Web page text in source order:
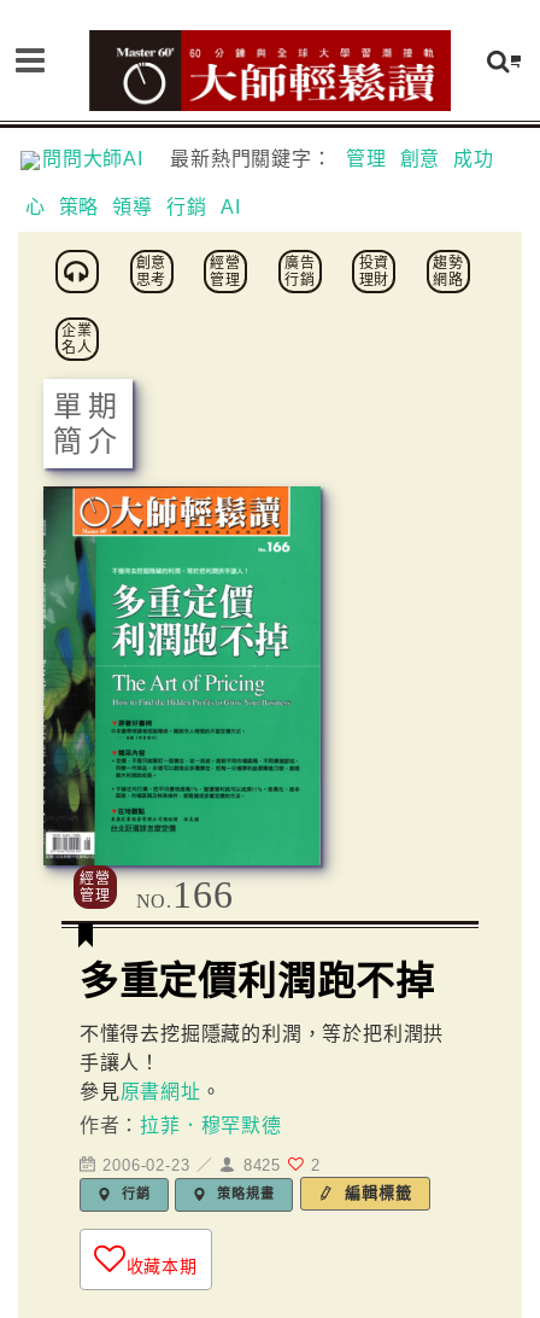
問問大師AI 最新熱門關鍵字： 管理 創意 成功
心 策略 領導 行銷 AI
創意
思考
經營
管理
廣告
行銷
投資
理財
趨勢
網路
企業
名人
單期
簡介
經營
管理
NO. 166
多重定價利潤跑不掉
不懂得去挖掘隱藏的利潤，等於把利潤拱
手讓人！
參見原書網址 。
作者：拉菲．穆罕默德
2006-02-23 ／ 8425 2
行銷 策略規畫 編輯標籤
收藏本期